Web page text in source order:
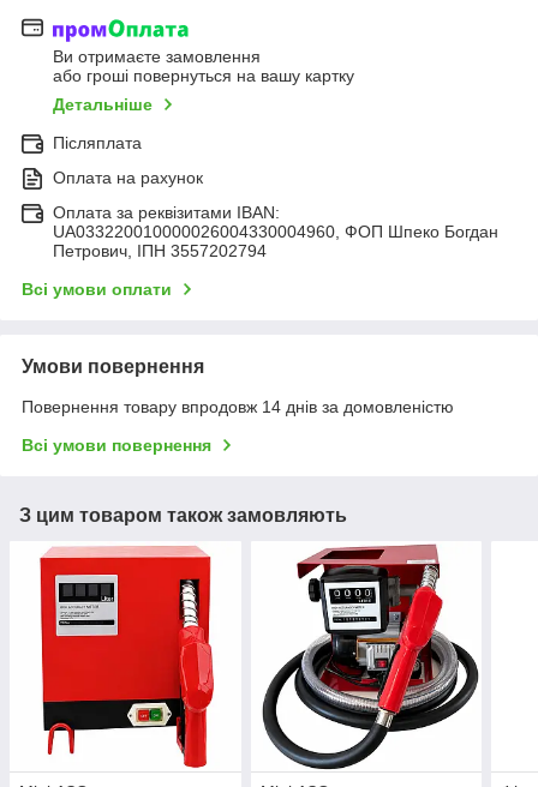
Ви отримаєте замовлення
або гроші повернуться на вашу картку
Детальніше
Післяплата
Оплата на рахунок
Оплата за реквізитами IBAN:
UA033220010000026004330004960, ФОП Шпеко Богдан
Петрович, ІПН 3557202794
Всі умови оплати
Умови повернення
Повернення товару впродовж 14 днів за домовленістю
Всі умови повернення
З цим товаром також замовляють